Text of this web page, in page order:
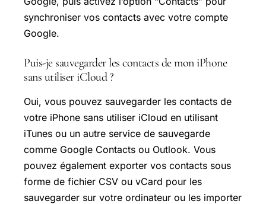
synchroniser vos contacts avec votre compte
Google.
Puis-je sauvegarder les contacts de mon iPhone
sans utiliser iCloud ?
Oui, vous pouvez sauvegarder les contacts de
votre iPhone sans utiliser iCloud en utilisant
iTunes ou un autre service de sauvegarde
comme Google Contacts ou Outlook. Vous
pouvez également exporter vos contacts sous
forme de fichier CSV ou vCard pour les
sauvegarder sur votre ordinateur ou les importer